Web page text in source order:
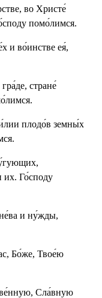
во Христе́
помо́лимся.
и во́инстве ея́,
стране́
плодо́в земны́х
их. Го́споду
и ну́жды,
Бо́же, Твое́ю
Сла́вную